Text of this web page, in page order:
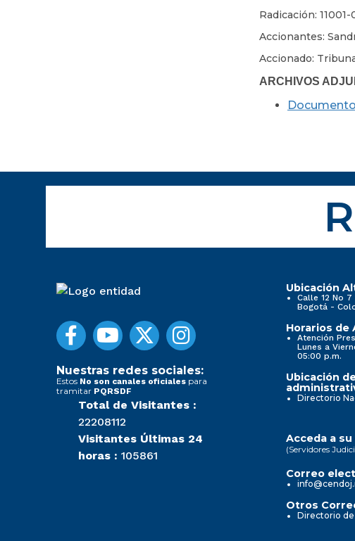
Radicación:
Accionantes:
Accionado:
ARCHIVOS
Nuestras redes sociales:
Estos No son canales oficiales para
tramitar PQRSDF
Total de Visitantes :
22208112
Visitantes Últimas 24
horas : 105861
Ubicación
Calle 12 No
Bogotá -
Horarios de
Atención
Lunes a
05:00 p.m.
Ubicación
Directorio
Acceda a
(Servidores
Correo
Otros
Directorio